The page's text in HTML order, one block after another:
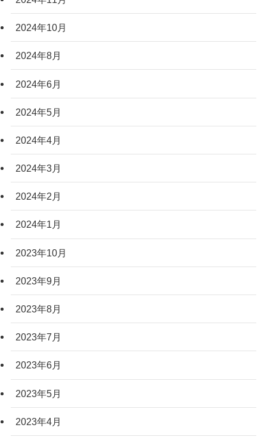
2024年10月
2024年8月
2024年6月
2024年5月
2024年4月
2024年3月
2024年2月
2024年1月
2023年10月
2023年9月
2023年8月
2023年7月
2023年6月
2023年5月
2023年4月